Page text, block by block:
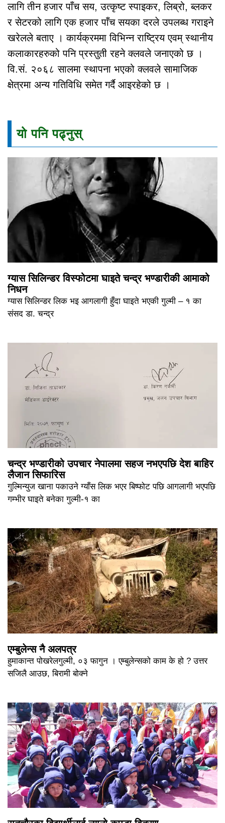
लागि तीन हजार पाँच सय, उत्कृष्ट स्पाइकर, लिब्रो, ब्लकर
र सेटरको लागि एक हजार पाँच सयका दरले उपलब्ध गराइने
खरेलले बताए । कार्यक्रममा विभिन्न राष्ट्रिय एवम् स्थानीय
कलाकारहरुको पनि प्रस्तुती रहने क्लवले जनाएको छ ।
वि.सं. २०६८ सालमा स्थापना भएको क्लवले सामाजिक
क्षेत्रमा अन्य गतिविधि समेत गर्दै आइरहेको छ ।
यो पनि पढ्नुस्
ग्यास सिलिन्डर विस्फोटमा घाइते चन्द्र भण्डारीकी आमाको
निधन
ग्यास सिलिन्डर लिक भइ आगलागी हुँदा घाइते भएकी गुल्मी – १ का
संसद डा. चन्द्र
चन्द्र भण्डारीको उपचार नेपालमा सहज नभएपछि देश बाहिर
लैजान सिफारिस
गुल्मिन्युज खाना पकाउने ग्याँस लिक भएर बिष्फोट पछि आगलागी भएपछि
गम्भीर घाइते बनेका गुल्मी-१ का
एम्बुलेन्स नै अलपत्र
हुमाकान्त पोखरेलगुल्मी, ०३ फागुन । एम्बुलेन्सको काम के हो ? उत्तर
सजिलै आउछ, बिरामी बोक्ने